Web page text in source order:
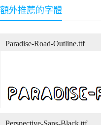
額外推薦的字體
Paradise-Road-Outline.ttf
Perspective-Sans-Black.ttf